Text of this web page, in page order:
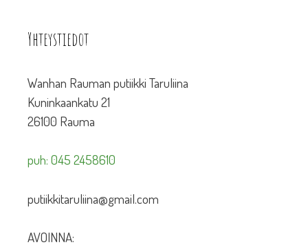
Yhteystiedot
Wanhan Rauman putiikki Taruliina
Kuninkaankatu 21
26100 Rauma
puh: 045 2458610
putiikkitaruliina@gmail.com
AVOINNA: